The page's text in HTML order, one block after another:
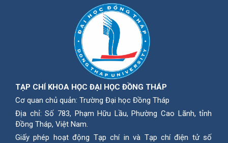
TẠP CHÍ KHOA HỌC ĐẠI HỌC ĐỒNG THÁP
Cơ quan chủ quản: Trường Đại học Đồng Tháp
Địa chỉ: Số 783, Phạm Hữu Lầu, Phường Cao Lãnh, tỉnh
Ðồng Tháp, Việt Nam.
Giấy phép hoạt động Tạp chí in và Tạp chí điện tử số